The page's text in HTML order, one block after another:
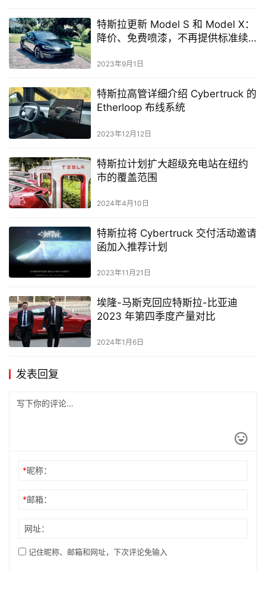
特斯拉更新 Model S 和 Model X：
降价、免费喷漆，不再提供标准续
2023年9月1日
特斯拉高管详细介绍 Cybertruck 的
Etherloop 布线系统
2023年12月12日
特斯拉计划扩大超级充电站在纽约
市的覆盖范围
2024年4月10日
特斯拉将 Cybertruck 交付活动邀请
函加入推荐计划
2023年11月21日
埃隆-马斯克回应特斯拉-比亚迪
2023 年第四季度产量对比
2024年1月6日
发表回复
*昵称：
*邮箱：
网址：
记住昵称、邮箱和网址，下次评论免输入